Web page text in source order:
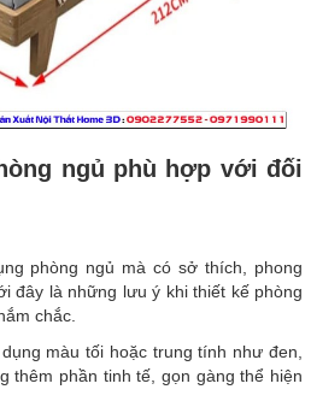
ngủ phù hợp với đối
phòng ngủ mà có sở thích, phong
đây là những lưu ý khi thiết kế phòng
chắc.
màu tối hoặc trung tính như đen,
thêm phần tinh tế, gọn gàng thể hiện